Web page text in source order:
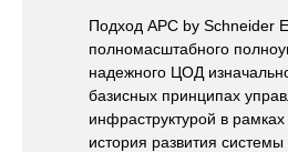
Подход APC by Schneider
полномасштабного
надежного ЦОД
базисных принципах
инфраструктурой в
история развития